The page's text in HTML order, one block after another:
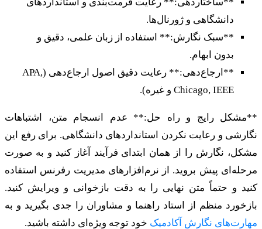
دانشگاهی و ژورنال‌ها.
**سبک نگارش:** استفاده از زبان علمی، دقیق و
بدون ابهام.
**ارجاع‌دهی:** رعایت دقیق اصول ارجاع‌دهی (APA,
Chicago, IEEE و غیره).
**مشکل رایج و راه حل:** عدم انسجام متن، اشتباهات
نگارشی و رعایت نکردن استانداردهای دانشگاهی. برای رفع این
مشکل، نگارش را از همان ابتدای فرآیند آغاز کنید و به صورت
مرحله‌ای پیش بروید. از نرم‌افزارهای مدیریت رفرنس استفاده
کنید و حتماً متن نهایی را به دقت بازخوانی و ویرایش کنید.
بازخورد منظم از استاد راهنما و مشاوران را جدی بگیرید و به
مهارت‌های نگارش آکادمیک خود توجه ویژه‌ای داشته باشید.